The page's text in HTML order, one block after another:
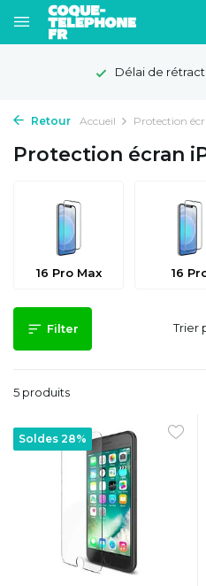
Délai de
Retour Accueil Protection
Protection écran
16 Pro Max 16
Filter
5 produits
Trier
Soldes 28%